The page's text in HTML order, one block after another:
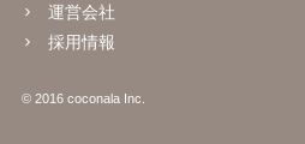
運営会社
採用情報
© 2016 coconala Inc.